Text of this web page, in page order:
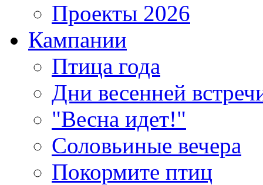
Проекты 2026
Кампании
Птица года
Дни весенней
"Весна идет!"
Соловьиные вечера
Покормите птиц